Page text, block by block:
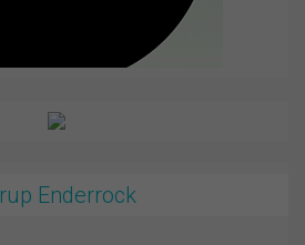
Enderrock